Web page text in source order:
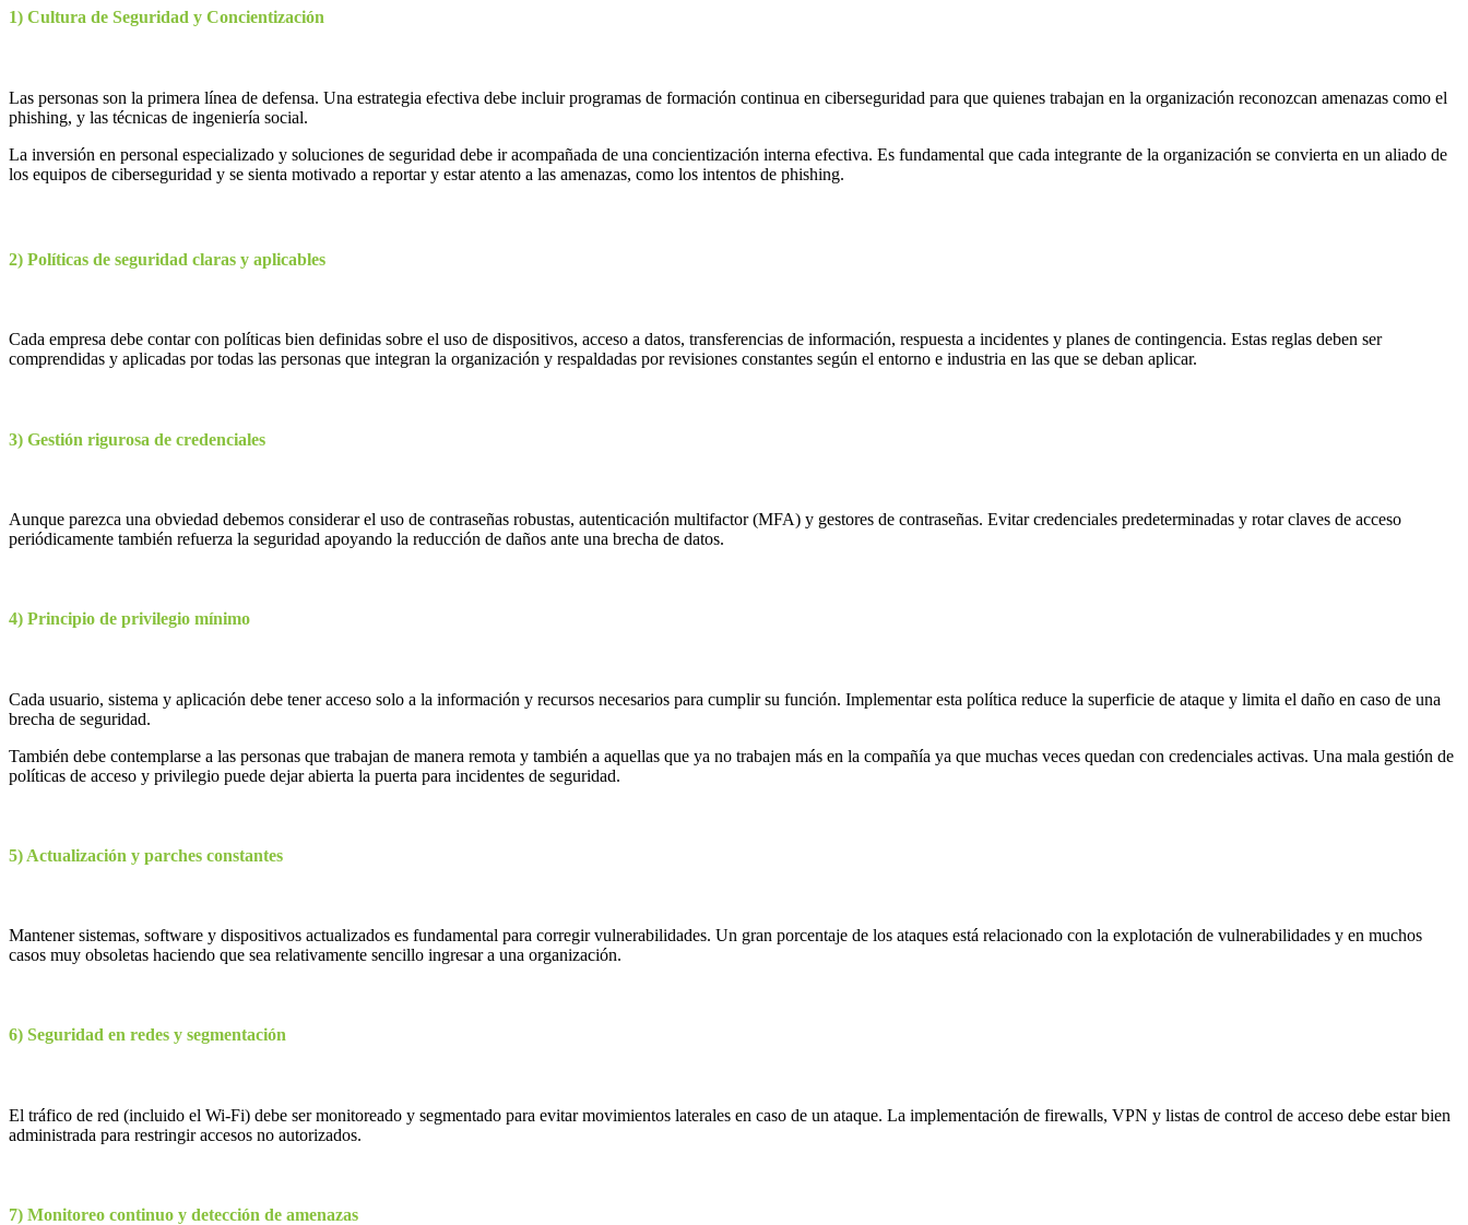
1) Cultura de Seguridad y Concientización
Las personas son la primera línea de defensa. Una estrategia efectiva debe incluir programas de formación continua en ciberseguridad para que quienes trabajan en la organización reconozcan amenazas como el
phishing, y las técnicas de ingeniería social.
La inversión en personal especializado y soluciones de seguridad debe ir acompañada de una concientización interna efectiva. Es fundamental que cada integrante de la organización se convierta en un aliado de
los equipos de ciberseguridad y se sienta motivado a reportar y estar atento a las amenazas, como los intentos de phishing.
2) Políticas de seguridad claras y aplicables
Cada empresa debe contar con políticas bien definidas sobre el uso de dispositivos, acceso a datos, transferencias de información, respuesta a incidentes y planes de contingencia. Estas reglas deben ser
comprendidas y aplicadas por todas las personas que integran la organización y respaldadas por revisiones constantes según el entorno e industria en las que se deban aplicar.
3) Gestión rigurosa de credenciales
Aunque parezca una obviedad debemos considerar el uso de contraseñas robustas, autenticación multifactor (MFA) y gestores de contraseñas. Evitar credenciales predeterminadas y rotar claves de acceso
periódicamente también refuerza la seguridad apoyando la reducción de daños ante una brecha de datos.
4) Principio de privilegio mínimo
Cada usuario, sistema y aplicación debe tener acceso solo a la información y recursos necesarios para cumplir su función. Implementar esta política reduce la superficie de ataque y limita el daño en caso de una
brecha de seguridad.
También debe contemplarse a las personas que trabajan de manera remota y también a aquellas que ya no trabajen más en la compañía ya que muchas veces quedan con credenciales activas. Una mala gestión de
políticas de acceso y privilegio puede dejar abierta la puerta para incidentes de seguridad.
5) Actualización y parches constantes
Mantener sistemas, software y dispositivos actualizados es fundamental para corregir vulnerabilidades. Un gran porcentaje de los ataques está relacionado con la explotación de vulnerabilidades y en muchos
casos muy obsoletas haciendo que sea relativamente sencillo ingresar a una organización.
6) Seguridad en redes y segmentación
El tráfico de red (incluido el Wi-Fi) debe ser monitoreado y segmentado para evitar movimientos laterales en caso de un ataque. La implementación de firewalls, VPN y listas de control de acceso debe estar bien
administrada para restringir accesos no autorizados.
7) Monitoreo continuo y detección de amenazas